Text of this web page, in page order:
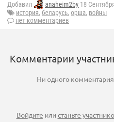
Добавил anaheim2by 18
история, беларусь, орша, войны
нет комментариев
Комментарии
Ни одного
Войдите илистаньте